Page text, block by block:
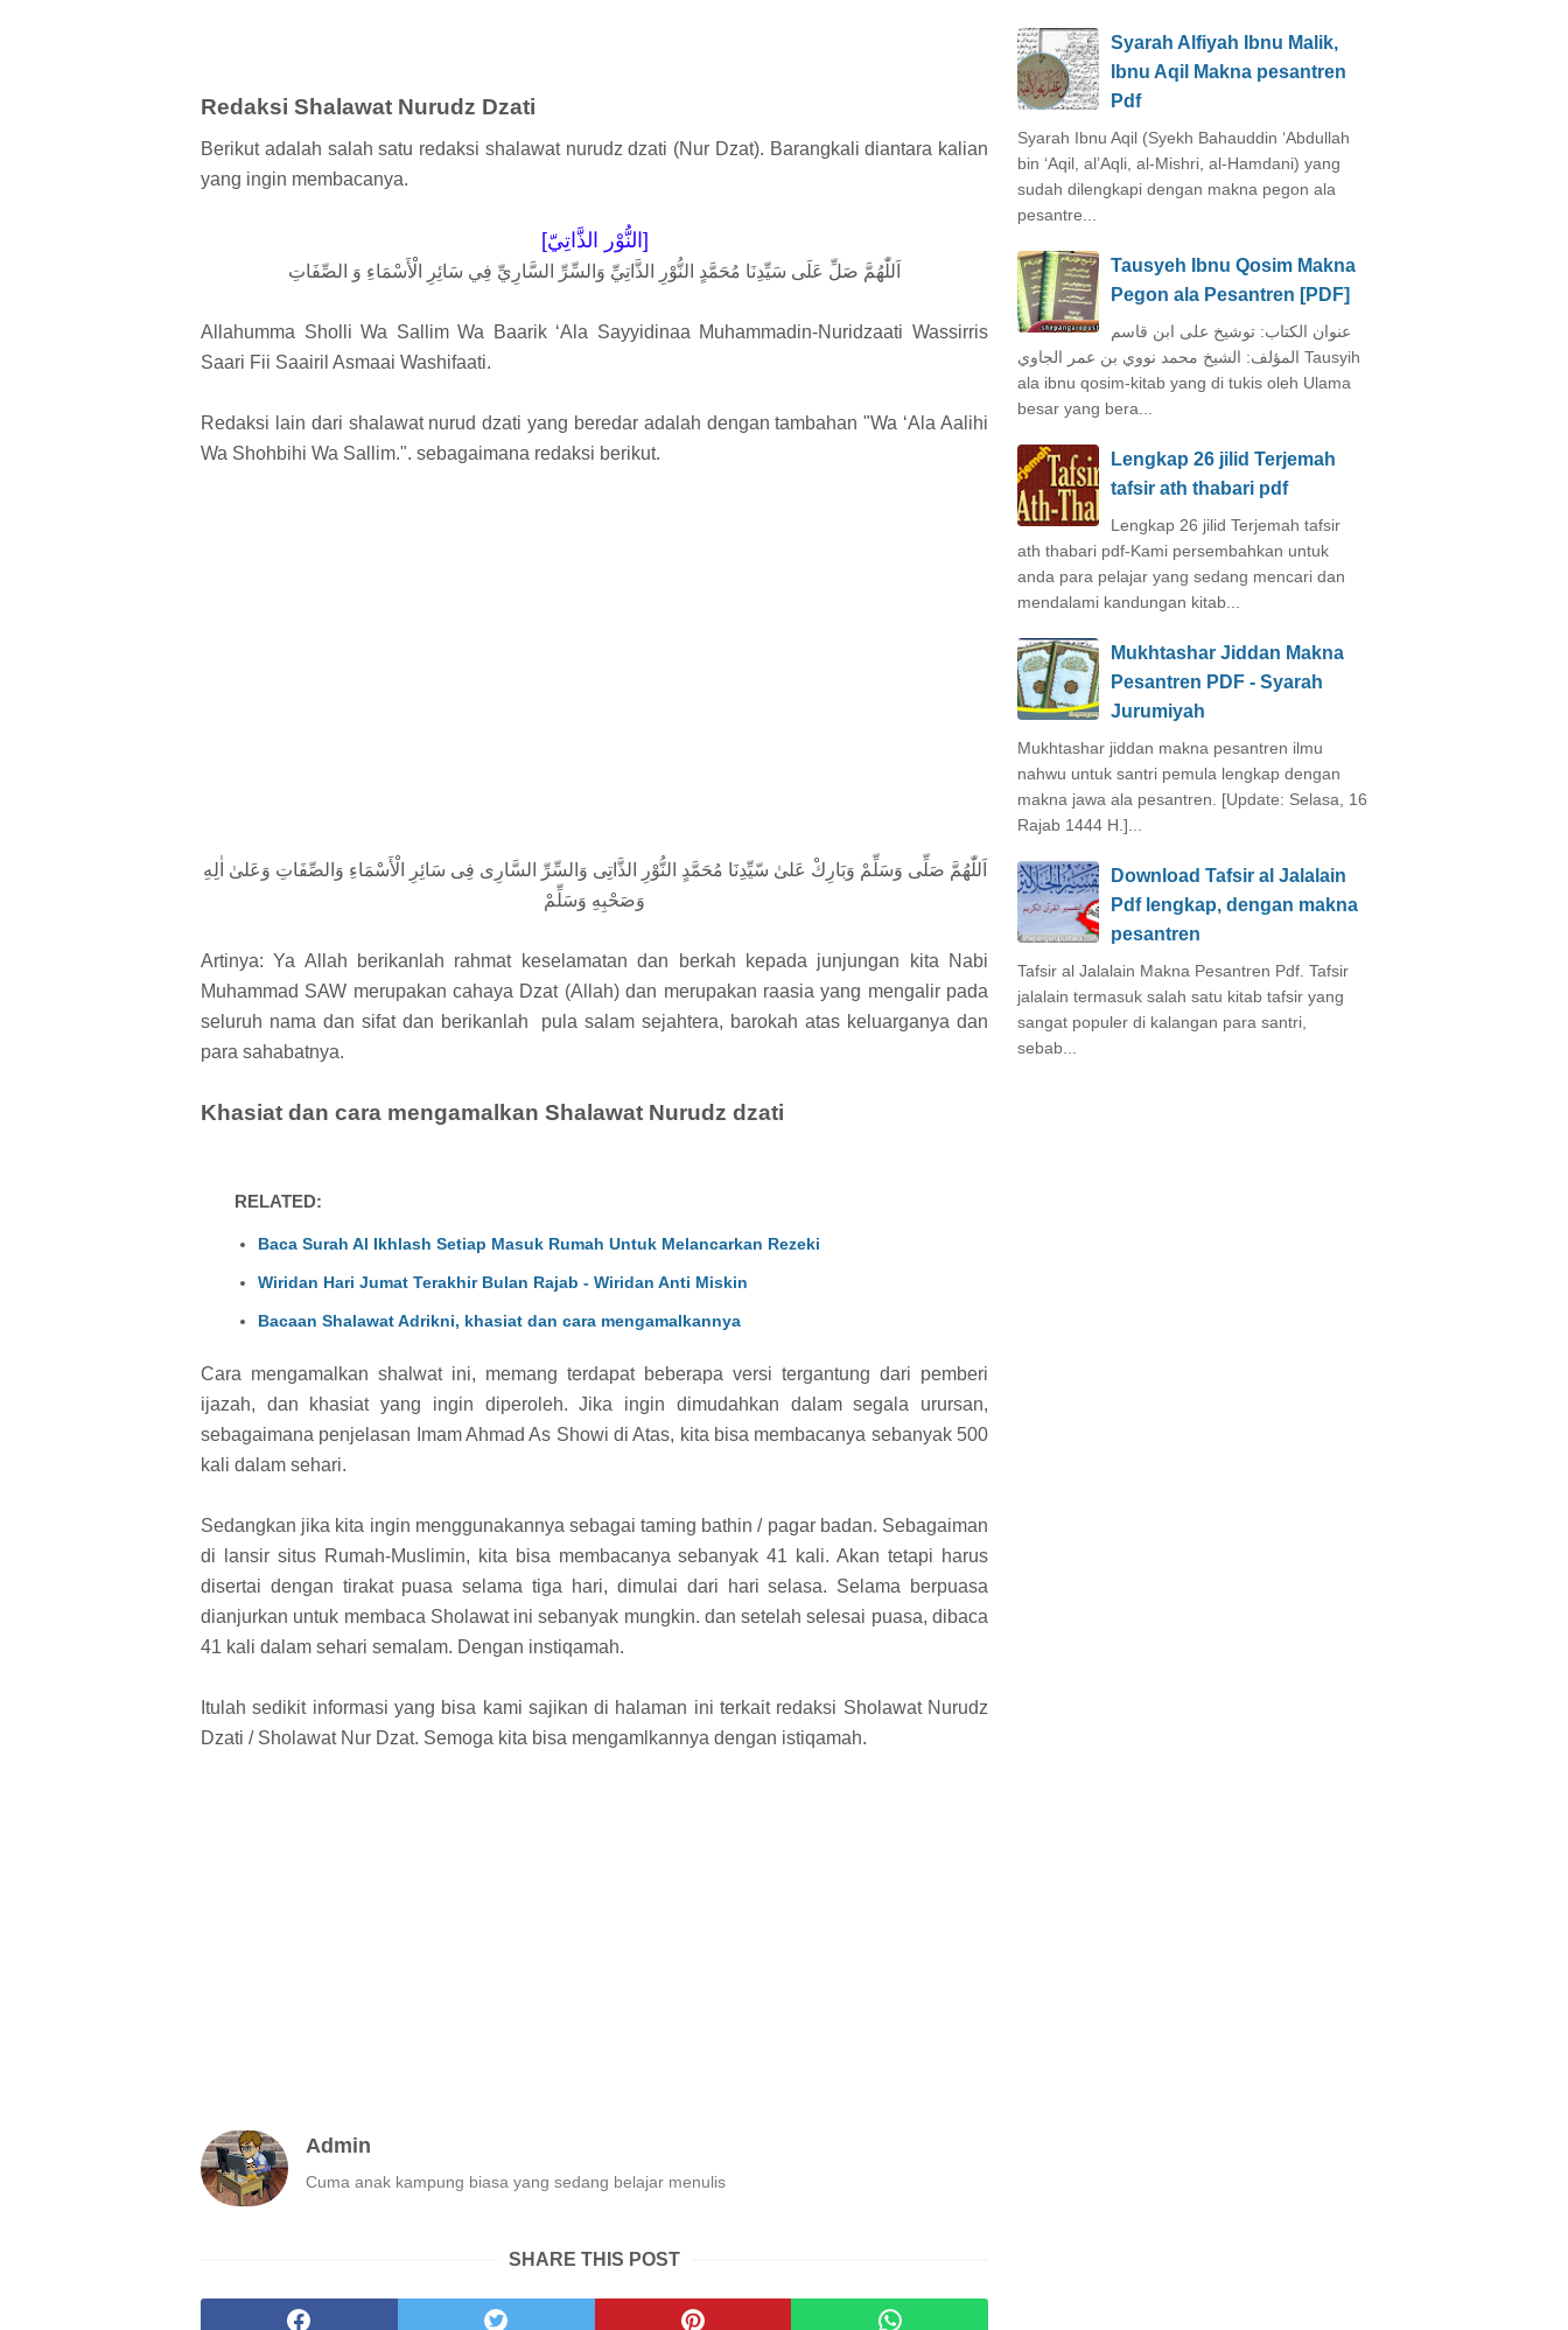
Redaksi Shalawat Nurudz Dzati
Berikut adalah salah satu redaksi shalawat nurudz dzati (Nur Dzat). Barangkali diantara kalian
yang ingin membacanya.
[النُّوْر الذَّاتِيّ]
اَللّٰهُمَّ صَلِّ عَلَى سَيِّدِنَا مُحَمَّدٍ النُّوْرِ الذَّاتِيِّ وَالسِّرِّ السَّارِيِّ فِي سَائِرِ الْأَسْمَاءِ وَ الصِّفَاتِ
Allahumma Sholli Wa Sallim Wa Baarik ‘Ala Sayyidinaa Muhammadin-Nuridzaati Wassirris
Saari Fii Saairil Asmaai Washifaati.
Redaksi lain dari shalawat nurud dzati yang beredar adalah dengan tambahan "Wa ‘Ala Aalihi
Wa Shohbihi Wa Sallim.". sebagaimana redaksi berikut.
اَللّٰهُمَّ صَلِّى وَسَلِّمْ وَبَارِكْ عَلىٰ سّيِّدِنَا مُحَمَّدٍ النُّوْرِ الذَّاتِى وَالسِّرِّ السَّارِى فِى سَائِرِ الْأَسْمَاءِ وَالصِّفَاتِ وَعَلىٰ اٰلِهِ
وَصَحْبِهِ وَسَلِّمْ
Artinya: Ya Allah berikanlah rahmat keselamatan dan berkah kepada junjungan kita Nabi
Muhammad SAW merupakan cahaya Dzat (Allah) dan merupakan raasia yang mengalir pada
seluruh nama dan sifat dan berikanlah pula salam sejahtera, barokah atas keluarganya dan
para sahabatnya.
Khasiat dan cara mengamalkan Shalawat Nurudz dzati
RELATED:
Baca Surah Al Ikhlash Setiap Masuk Rumah Untuk Melancarkan Rezeki
Wiridan Hari Jumat Terakhir Bulan Rajab - Wiridan Anti Miskin
Bacaan Shalawat Adrikni, khasiat dan cara mengamalkannya
Cara mengamalkan shalwat ini, memang terdapat beberapa versi tergantung dari pemberi
ijazah, dan khasiat yang ingin diperoleh. Jika ingin dimudahkan dalam segala urursan,
sebagaimana penjelasan Imam Ahmad As Showi di Atas, kita bisa membacanya sebanyak 500
kali dalam sehari.
Sedangkan jika kita ingin menggunakannya sebagai taming bathin / pagar badan. Sebagaiman
di lansir situs Rumah-Muslimin, kita bisa membacanya sebanyak 41 kali. Akan tetapi harus
disertai dengan tirakat puasa selama tiga hari, dimulai dari hari selasa. Selama berpuasa
dianjurkan untuk membaca Sholawat ini sebanyak mungkin. dan setelah selesai puasa, dibaca
41 kali dalam sehari semalam. Dengan instiqamah.
Itulah sedikit informasi yang bisa kami sajikan di halaman ini terkait redaksi Sholawat Nurudz
Dzati / Sholawat Nur Dzat. Semoga kita bisa mengamlkannya dengan istiqamah.
Admin
Cuma anak kampung biasa yang sedang belajar menulis
SHARE THIS POST
Syarah Alfiyah Ibnu Malik,
Ibnu Aqil Makna pesantren
Pdf
Syarah Ibnu Aqil (Syekh Bahauddin ‘Abdullah
bin ‘Aqil, al’Aqli, al-Mishri, al-Hamdani) yang
sudah dilengkapi dengan makna pegon ala
pesantre...
Tausyeh Ibnu Qosim Makna
Pegon ala Pesantren [PDF]
عنوان الكتاب: توشيخ على ابن قاسم
المؤلف: الشيخ محمد نووي بن عمر الجاوي Tausyih
ala ibnu qosim-kitab yang di tukis oleh Ulama
besar yang bera...
Lengkap 26 jilid Terjemah
tafsir ath thabari pdf
Lengkap 26 jilid Terjemah tafsir
ath thabari pdf-Kami persembahkan untuk
anda para pelajar yang sedang mencari dan
mendalami kandungan kitab...
Mukhtashar Jiddan Makna
Pesantren PDF - Syarah
Jurumiyah
Mukhtashar jiddan makna pesantren ilmu
nahwu untuk santri pemula lengkap dengan
makna jawa ala pesantren. [Update: Selasa, 16
Rajab 1444 H.]...
Download Tafsir al Jalalain
Pdf lengkap, dengan makna
pesantren
Tafsir al Jalalain Makna Pesantren Pdf. Tafsir
jalalain termasuk salah satu kitab tafsir yang
sangat populer di kalangan para santri,
sebab...